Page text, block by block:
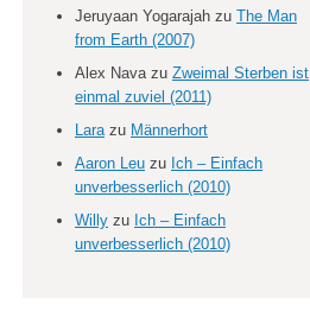
Jeruyaan Yogarajah zu The Man
from Earth (2007)
Alex Navazu Zweimal Sterben ist
einmal zuviel (2011)
Larazu Männerhort
Aaron Leu zu Ich – Einfach
unverbesserlich (2010)
Willy zu Ich – Einfach
unverbesserlich (2010)